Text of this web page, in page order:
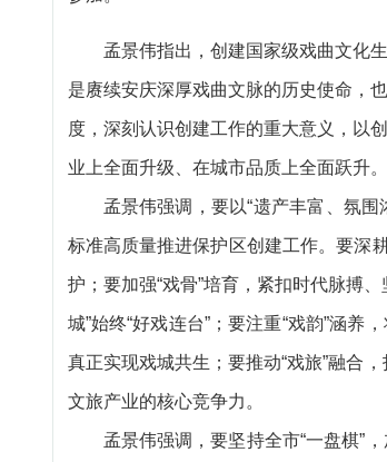
孟景伟指出，创建国家级戏曲文化
是赓续安庆深厚戏曲文脉的历史使命，
度，深刻认识创建工作的重大意义，以
业上全面升级、在城市品质上全面跃升。
孟景伟强调，要以“遗产丰富、氛
标准高质量推进保护区创建工作。要深
护；要加强“戏骨”培育，紧扣时代脉搏
城”始终“好戏连台”；要注重“戏韵”涵养
真正实现戏城共生；要推动“戏旅”融合
文旅产业的核心竞争力。
孟景伟强调，要坚持全市“一盘棋”